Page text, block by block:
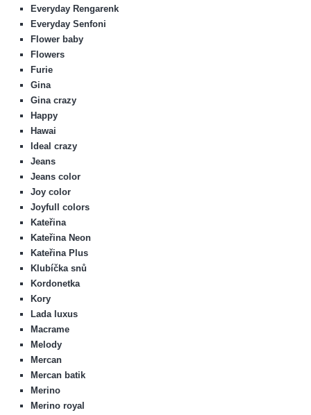
Everyday Rengarenk
Everyday Senfoni
Flower baby
Flowers
Furie
Gina
Gina crazy
Happy
Hawai
Ideal crazy
Jeans
Jeans color
Joy color
Joyfull colors
Kateřina
Kateřina Neon
Kateřina Plus
Klubíčka snů
Kordonetka
Kory
Lada luxus
Macrame
Melody
Mercan
Mercan batik
Merino
Merino royal